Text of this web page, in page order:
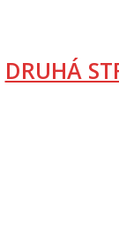
DRUHÁ